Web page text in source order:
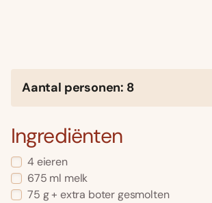
Aantal personen: 8
Ingrediënten
4 eieren
675 ml melk
75 g + extra boter gesmolten